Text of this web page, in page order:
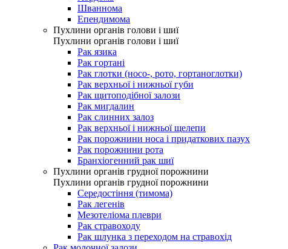
Шваннома
Епендимома
Пухлини органів голови і шиї
Пухлини органів голови і шиї
Рак язика
Рак гортані
Рак глотки (носо-, рото, гортаноглотки)
Рак верхньої і нижньої губи
Рак щитоподібної залози
Рак мигдалин
Рак слинних залоз
Рак верхньої і нижньої щелепи
Рак порожнини носа і придаткових пазух
Рак порожнини рота
Бранхіогенний рак шиї
Пухлини органів грудної порожнини
Пухлини органів грудної порожнини
Середостіння (тимома)
Рак легенів
Мезотеліома плеври
Рак стравоходу
Рак шлунка з переходом на стравохід